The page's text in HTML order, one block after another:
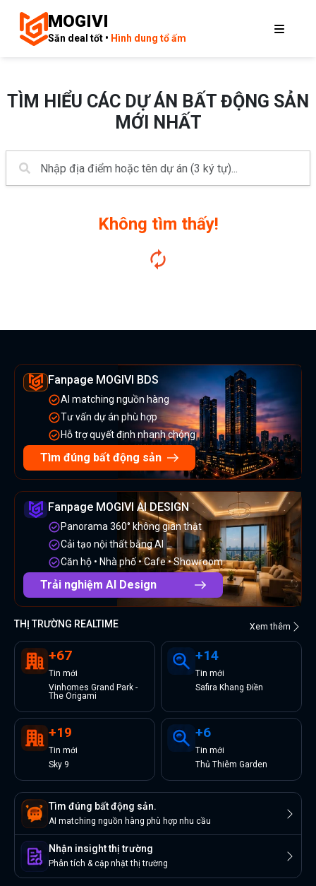
MOGIVI
Săn deal tốt • Hình dung tổ ấm
TÌM HIỂU CÁC DỰ ÁN BẤT ĐỘNG SẢN
MỚI NHẤT
Không tìm thấy!
Fanpage MOGIVI BDS
AI matching nguồn hàng
Tư vấn dự án phù hợp
Hỗ trợ quyết định nhanh chóng
Tìm đúng bất động sản
Fanpage MOGIVI AI DESIGN
Panorama 360° không gian thật
Cải tạo nội thất bằng AI
Căn hộ • Nhà phố • Cafe • Showroom
Trải nghiệm AI Design
THỊ TRƯỜNG REALTIME Xem thêm
+67
Tin mới
Vinhomes Grand Park -
The Origami
+14
Tin mới
Safira Khang Điền
+19
Tin mới
Sky 9
+6
Tin mới
Thủ Thiêm Garden
Tìm đúng bất động sản.
AI matching nguồn hàng phù hợp nhu cầu
Nhận insight thị trường
Phân tích & cập nhật thị trường